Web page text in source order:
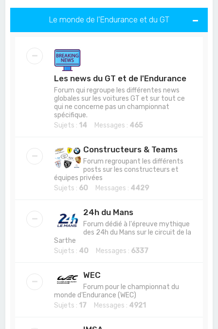
Le monde de l'Endurance et du GT
Les news du GT et de l'Endurance
Forum qui regroupe les différentes news
globales sur les voitures GT et sur tout ce
qui ne concerne pas un championnat
spécifique.
Sujets : 14 Messages : 465
Constructeurs & Teams
Forum regroupant les différents
posts sur les constructeurs et
équipes privées
Sujets : 60 Messages : 4429
24h du Mans
Forum dédié à l'épreuve mythique
des 24h du Mans sur le circuit de la
Sarthe
Sujets : 40 Messages : 6337
WEC
Forum pour le championnat du
monde d'Endurance (WEC)
Sujets : 17 Messages : 4921